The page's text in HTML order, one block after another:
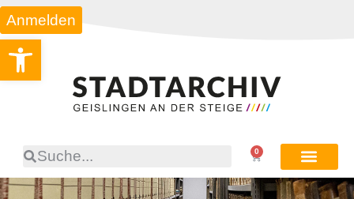
Anmelden
0
Werkzeugleiste öffnen